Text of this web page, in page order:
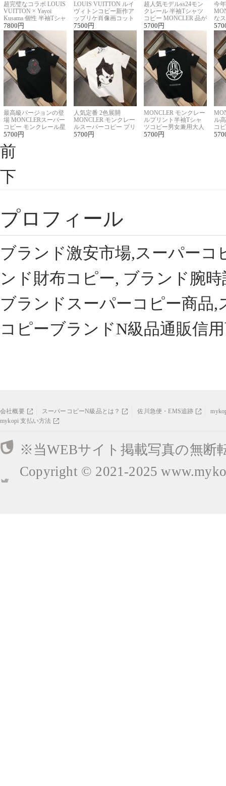
超完璧なコラボ LOUIS
VUITTON × Yayoi
Kusama 個性 半袖Tシャ
ツコピー男女兼用
7800 円
LOUIS VUITTON ルイ
ヴィトンコピー新作ア
ップリケ肖像画コット
ンニット半袖Tシャツ
7500 円
超人気モデルss24モン
クレール 半袖Tシャツ
コピー MONCLER 品が
良く見た目
5700 円
今
な
ル
最高級バージョンの登
場 MONCLERスーパー
コピー モンクレール星
座半袖Tシャツ
5700 円
人気定番 2色展開
MONCLER モンクレー
ルスーパーコピー プリ
ント半袖Tシャツ
5700 円
MONCLER モンクレー
ルプリント半袖Tシャ
ツコピー男女兼用大人
可愛い春夏コーデ
5700 円
ル
コ
ィ
前
下
プロフィール
ブランド激安市場,スーパー
ンド財布コピー, ブランド腕
ブランドスーパーコピー商品
コピーブランドN級品通販信
会社概要 スーパーコピーN級品とは？ 佐川急便・EMS追跡
mykopi 支払い方法
※当WEBサイト掲載写真の無断
Copyright © 2021-2025